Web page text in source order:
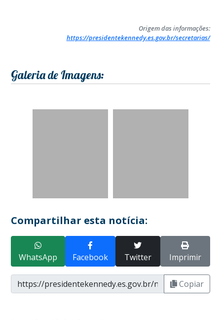
Origem das informações:
https://presidentekennedy.es.gov.br/secretarias/
Galeria de Imagens:
Compartilhar esta notícia:
WhatsApp Facebook Twitter Imprimir
Copiar